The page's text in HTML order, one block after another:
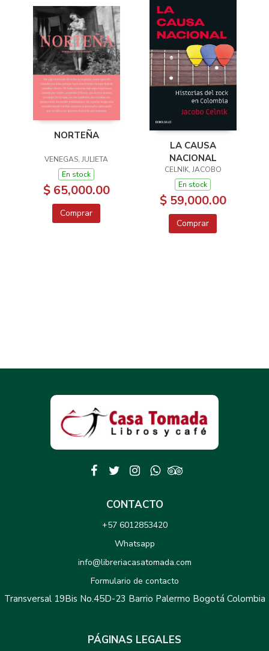
NORTEÑA
VENEGAS, JULIETA
En stock
$ 65,000.00
Comprar
LA CAUSA
NACIONAL
CELNIK, JACOBO
En stock
$ 59,000.00
Comprar
CONTACTO
+57 6012853420
Whatsapp
info@libreriacasatomada.com
Formulario de contacto
Transversal 19Bis No.45D-23 Barrio Palermo Bogotá Colombia
PÁGINAS LEGALES